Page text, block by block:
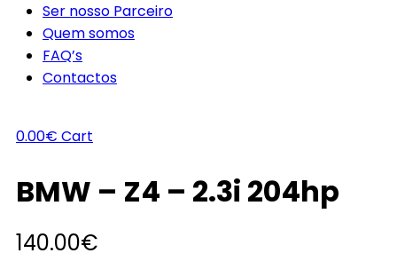
Ser nosso Parceiro
Quem somos
FAQ’s
Contactos
0.00€ Cart
BMW – Z4 – 2.3i 204hp
140.00€